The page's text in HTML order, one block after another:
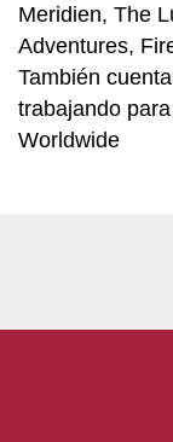
Meridien, The
Adventures,
También
trabajando
Worldwide